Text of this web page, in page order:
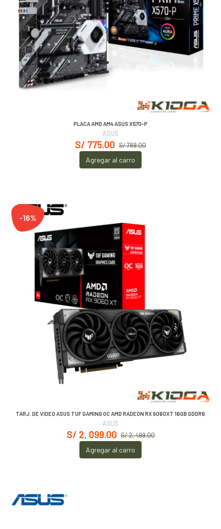
PLACA AMD AM4 ASUS X570-P
ASUS
S/ 789.00
S/ 775.00
Agregar al carro
-16%
TARJ. DE VIDEO ASUS TUF GAMING OC AMD RADEON RX 9060XT 16GB GDDR6
ASUS
S/ 2, 499.00
S/ 2, 099.00
Agregar al carro